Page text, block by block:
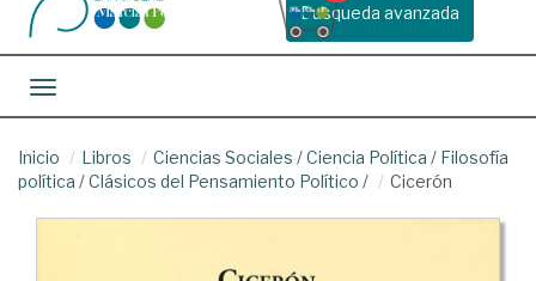
Busqueda avanzada
Toggle navigation
Inicio Libros Ciencias Sociales /Ciencia Política / Filosofía
política /Clásicos del Pensamiento Político / Cicerón